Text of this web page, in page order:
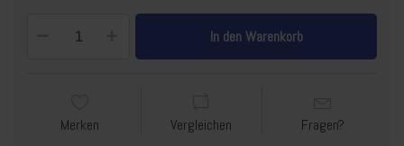
In den Warenkorb
Merken Vergleichen Fragen?